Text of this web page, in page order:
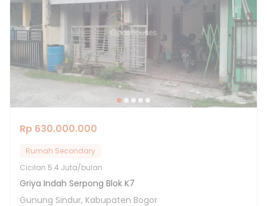
Rp 630.000.000
Rumah Secondary
Cicilan 5.4 Juta/bulan
Griya Indah Serpong Blok K7
Gunung Sindur, Kabupaten Bogor